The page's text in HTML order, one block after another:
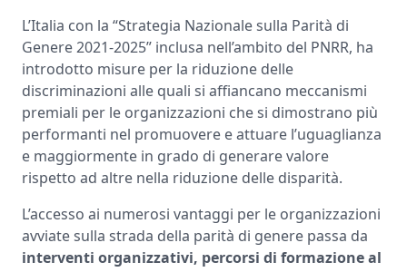
L’Italia con la “Strategia Nazionale sulla Parità di
Genere 2021-2025” inclusa nell’ambito del PNRR, ha
introdotto misure per la riduzione delle
discriminazioni alle quali si affiancano meccanismi
premiali per le organizzazioni che si dimostrano più
performanti nel promuovere e attuare l’uguaglianza
e maggiormente in grado di generare valore
rispetto ad altre nella riduzione delle disparità.
L’accesso ai numerosi vantaggi per le organizzazioni
avviate sulla strada della parità di genere passa da
interventi organizzativi, percorsi di formazione al